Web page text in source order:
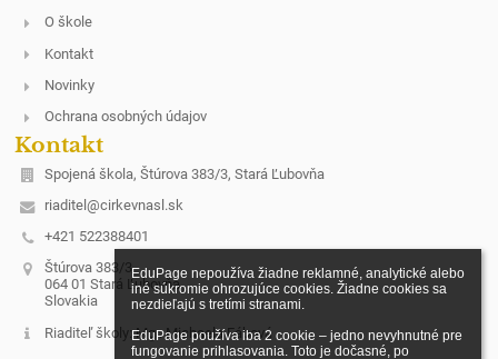
EduPage nepoužíva žiadne reklamné, analytické alebo
iné súkromie ohrozujúce cookies. Žiadne cookies sa
nezdieľajú s tretími stranami.
EduPage používa iba 2 cookie – jedno nevyhnutné pre
fungovanie prihlasovania. Toto je dočasné, po
O škole
Kontakt
Novinky
Ochrana osobných údajov
Kontakt
Spojená škola, Štúrova 383/3, Stará Ľubovňa
riaditel@cirkevnasl.sk
+421 522388401
Štúrova 383/3
064 01 Stará Ľubovňa
Slovakia
Riaditeľ školy: Mgr. Michaela Fábová